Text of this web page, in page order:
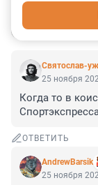
Святослав-
25 ноября
Когда то в
ОТВЕТИТЬ
AndrewBarsik
25 ноября